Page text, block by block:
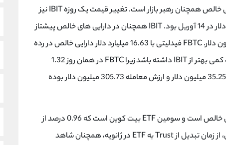
دهد که IBIT بلک راک با 48.58 میلیارد دلار دارایی خالص همچنان رهبر بازار است. تغییر قیمت یک روزه IBIT نیز
1.28 درصد بود و ارزش معامله شده 1.57 میلیارد دلار در 14 آوریل بود. IBIT همچنان در دارایی های خالص پیشتاز
است، از جمله خروجی خالص یک روزه 36.72 میلیون دلار. FBTC فیدلیتی با 16.63 میلیارد دلار دارایی خالص در رده
دوم قرار دارد و به نظر می رسد حرکت کوتاه مدت کمی بهتر از IBIT داشته باشد زیرا FBTC در همان روز 1.32
درصد افزایش قیمت داشته است، ورودی خالص 35.25 میلیون دلار و ارزش معامله 305.73 میلیون دلار بوده
GBTC Grayscale دارای 16.14 میلیارد دلار دارایی خالص است و سومین ETF بیت کوین است که 0.96 درصد از
ارزش بازار بیت کوین را شامل می شود. با این حال، از زمان تبدیل از Trust به ETF در ژانویه، همچنان شاهد